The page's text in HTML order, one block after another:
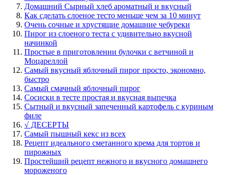
Домашний Сырный хлеб ароматный и вкусный
Как сделать слоеное тесто меньше чем за 10 минут
Очень сочные и хрустящие домашние чебуреки
Пирог из слоеного теста с удивительно вкусной
начинкой
Простые в приготовлении булочки с ветчиной и
Моцареллой
Самый вкусный яблочный пирог просто, экономно,
быстро
Самый смачный яблочный пирог
Сосиски в тесте простая и вкусная выпечка
Сытный и вкусный запеченный картофель с куриным
филе
√ ДЕСЕРТЫ
Самый пышный кекс из всех
Рецепт идеального сметанного крема для тортов и
пирожных
Простейший рецепт нежного и вкусного домашнего
мороженого